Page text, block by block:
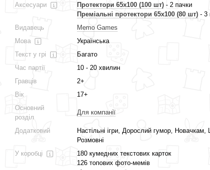
Аксесуари Протектори 65x100 (100 шт) - 2 пачки
Преміальні протектори 65x100 (80 шт) - 3
Видавець
Memo Games
Мова
Українська
Текст у грі
Багато
Час партії
10 - 20 хвилин
Гравців
2+
Вік
17+
Основний
розділ
Для компанії
Додатковий
Настільні ігри, Дорослий гумор, Новачкам,
Розмовні
У коробці
180 кумедних текстових карток
126 топових фото-мемів